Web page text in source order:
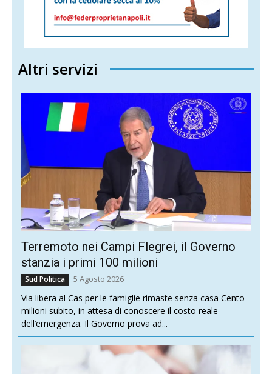
Altri servizi
Terremoto nei Campi Flegrei, il Governo
stanzia i primi 100 milioni
Sud Politica 5 Agosto 2026
Via libera al Cas per le famiglie rimaste senza casa Cento
milioni subito, in attesa di conoscere il costo reale
dell’emergenza. Il Governo prova ad...